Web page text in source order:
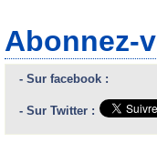
Abonnez-
- Sur facebook :
- Sur Twitter :